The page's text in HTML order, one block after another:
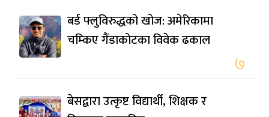
बर्ड फ्लुविरुद्धको खोज: अमेरिकामा
चम्किए गैंडाकोटका विवेक ढकाल
७
बेसद्वारा उत्कृष्ट विद्यार्थी, शिक्षक र